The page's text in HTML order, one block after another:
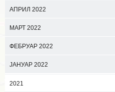
АПРИЛ 2022
МАРТ 2022
ФЕБРУАР 2022
ЈАНУАР 2022
2021